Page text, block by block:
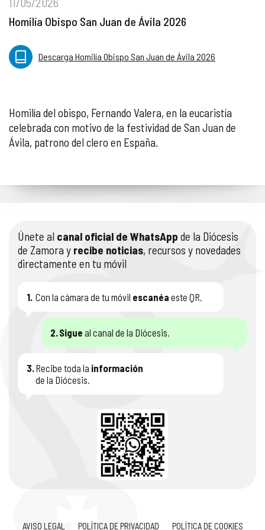
Homilía Obispo San Juan de Ávila 2026
Descarga Homilía Obispo San Juan de Ávila 2026
Homilía del obispo, Fernando Valera, en la eucaristía
celebrada con motivo de la festividad de San Juan de
Ávila, patrono del clero en España.
Únete al canal oficial de WhatsApp de la Diócesis
de Zamora y recibe noticias, recursos y novedades
directamente en tu móvil
1. Con la cámara de tu móvil escanéa este QR.
2.Sigue al canal de la Diócesis.
3.Recibe toda la información
de la Diócesis.
AVISO LEGAL POLÍTICA DE PRIVACIDAD POLÍTICA DE COOKIES